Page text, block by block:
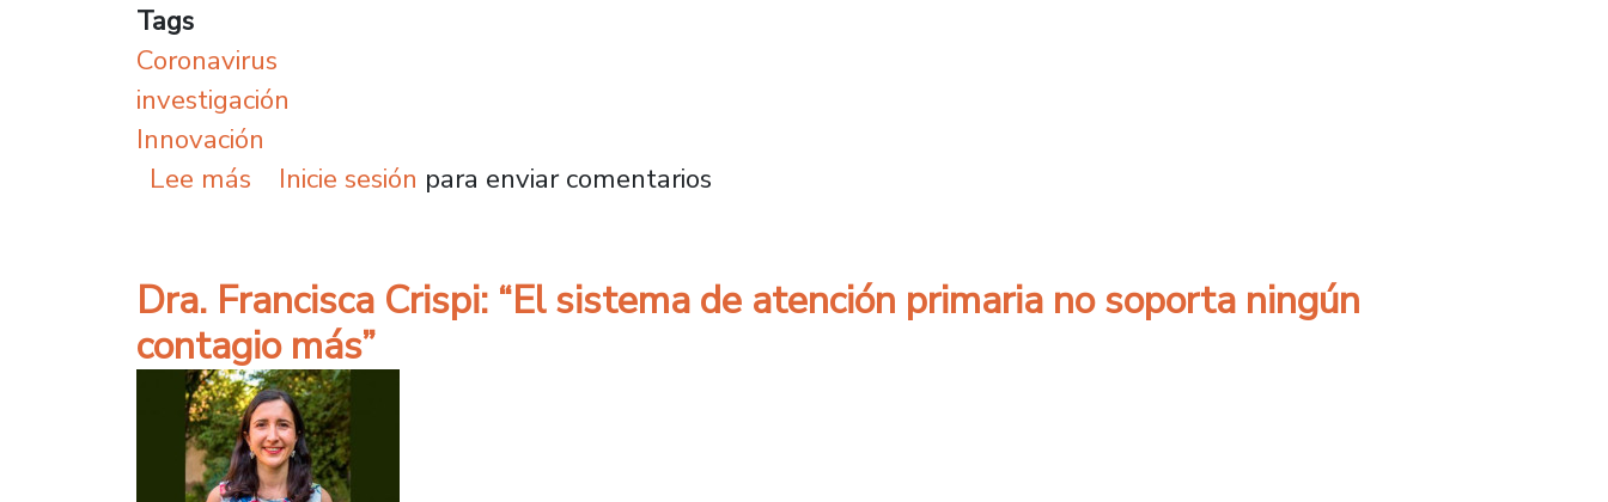
Tags
Coronavirus
investigación
Innovación
Lee más sobre U. de Santiago contra pandemia COVID: Desde secuenciación genómica a detección del virus en aguas
Inicie sesión para enviar comentarios
Dra. Francisca Crispi: “El sistema de atención primaria no soporta ningún
contagio más”